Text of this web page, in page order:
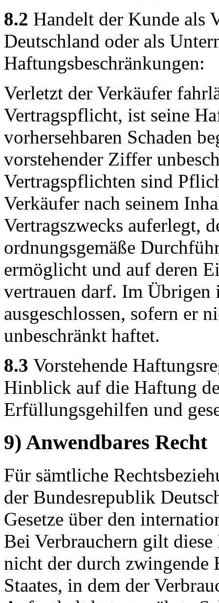
8.2 Handelt der Kunde als
Deutschland oder als
Haftungsbeschränkungen:
Verletzt der Verkäufer
Vertragspflicht, ist seine
vorhersehbaren Schaden
vorstehender Ziffer
Vertragspflichten sind
Verkäufer nach seinem
Vertragszwecks auferlegt,
ordnungsgemäße
ermöglicht und auf deren
vertrauen darf. Im Übrigen
ausgeschlossen, sofern er
unbeschränkt haftet.
8.3 Vorstehende
Hinblick auf die Haftung
Erfüllungsgehilfen und
9) Anwendbares Recht
Für sämtliche
der Bundesrepublik
Gesetze über den
Bei Verbrauchern gilt
nicht der durch zwingende
Staates, in dem der